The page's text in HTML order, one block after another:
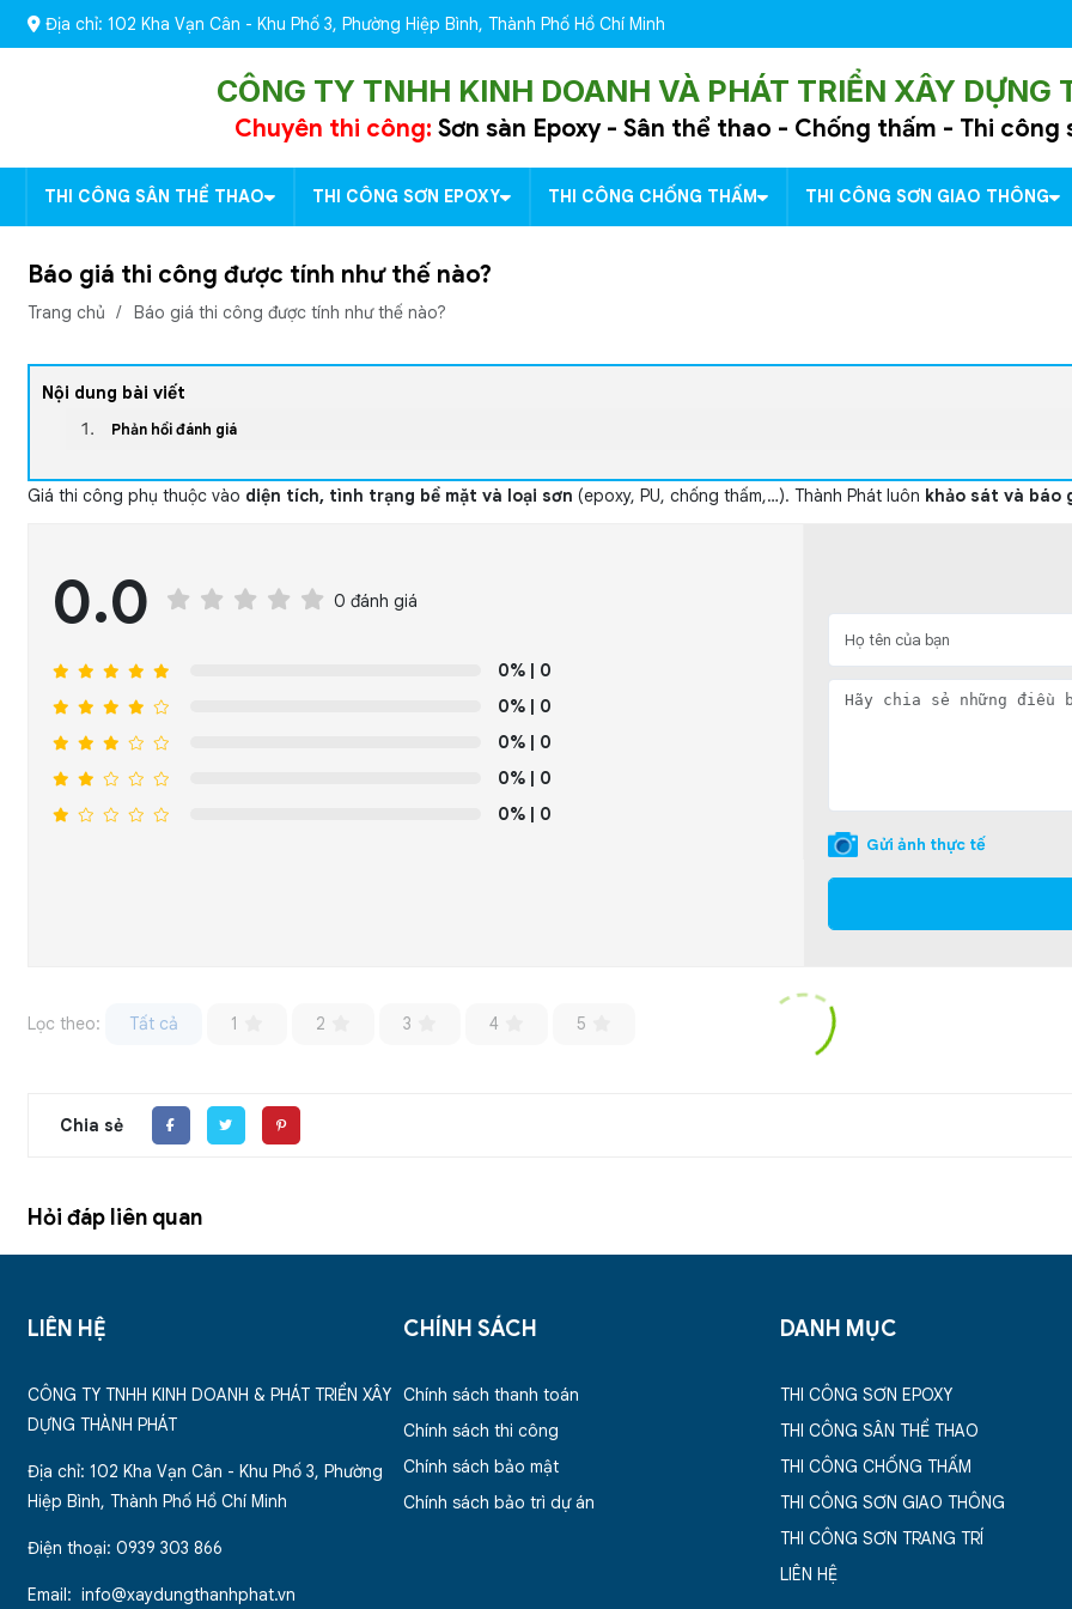
Địa chỉ: 102 Kha Vạn Cân - Khu Phố 3, Phường Hiệp Bình, Thành Phố Hồ Chí Minh
CÔNG TY TNHH KINH DOANH VÀ PHÁT TRIỂN XÂY DỰNG
Chuyên thi công: Sơn sàn Epoxy - Sân thể thao - Chống thấm - Thi
THI CÔNG SÂN THỂ THAO THI CÔNG SƠN EPOXY THI CÔNG CHỐNG THẤM THI CÔNG SƠN GIAO THÔNG
Báo giá thi công được tính như thế nào?
Trang chủ / Báo giá thi công được tính như thế nào?
Nội dung bài viết
Phản hồi đánh giá
Giá thi công phụ thuộc vào diện tích, tình trạng bề mặt và loại sơn (epoxy, PU, chống thấm,…). Thành Phát luôn khảo sát và báo
0.0 0 đánh giá
0%| 0
0%| 0
0%| 0
0%| 0
0%| 0
Gửi ảnh thực tế
Lọc theo: Tất cả 1 2 3 4 5
Chia sẻ
Hỏi đáp liên quan
LIÊN HỆ
CÔNG TY TNHH KINH DOANH & PHÁT TRIỂN XÂY
DỰNG THÀNH PHÁT
Địa chỉ: 102 Kha Vạn Cân - Khu Phố 3, Phường
Hiệp Bình, Thành Phố Hồ Chí Minh
Điện thoại: 0939 303 866
Email: info@xaydungthanhphat.vn
CHÍNH SÁCH
Chính sách thanh toán
Chính sách thi công
Chính sách bảo mật
Chính sách bảo trì dự án
DANH MỤC
THI CÔNG SƠN EPOXY
THI CÔNG SÂN THỂ THAO
THI CÔNG CHỐNG THẤM
THI CÔNG SƠN GIAO THÔNG
THI CÔNG SƠN TRANG TRÍ
LIÊN HỆ